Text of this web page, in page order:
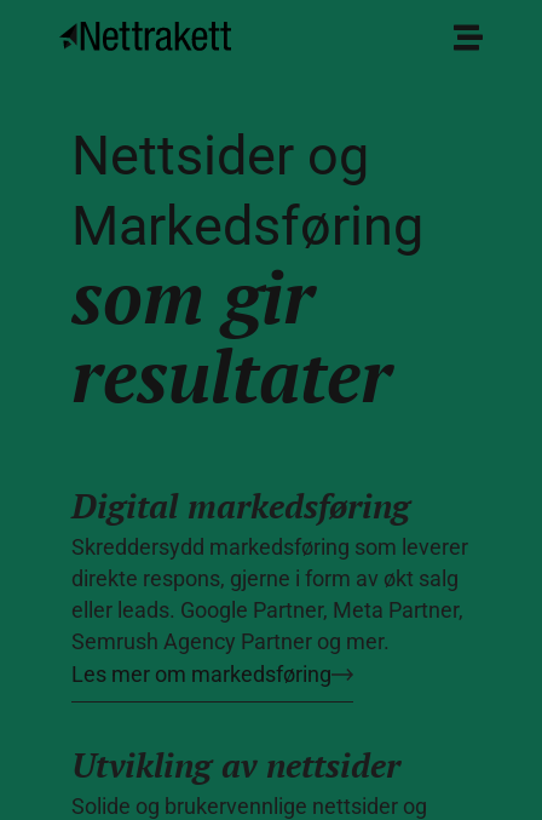
Nettsider og
Markedsføring
som gir
resultater
Digital markedsføring
Skreddersydd markedsføring som leverer
direkte respons, gjerne i form av økt salg
eller leads. Google Partner, Meta Partner,
Semrush Agency Partner og mer.
Les mer om markedsføring
Utvikling av nettsider
Solide og brukervennlige nettsider og